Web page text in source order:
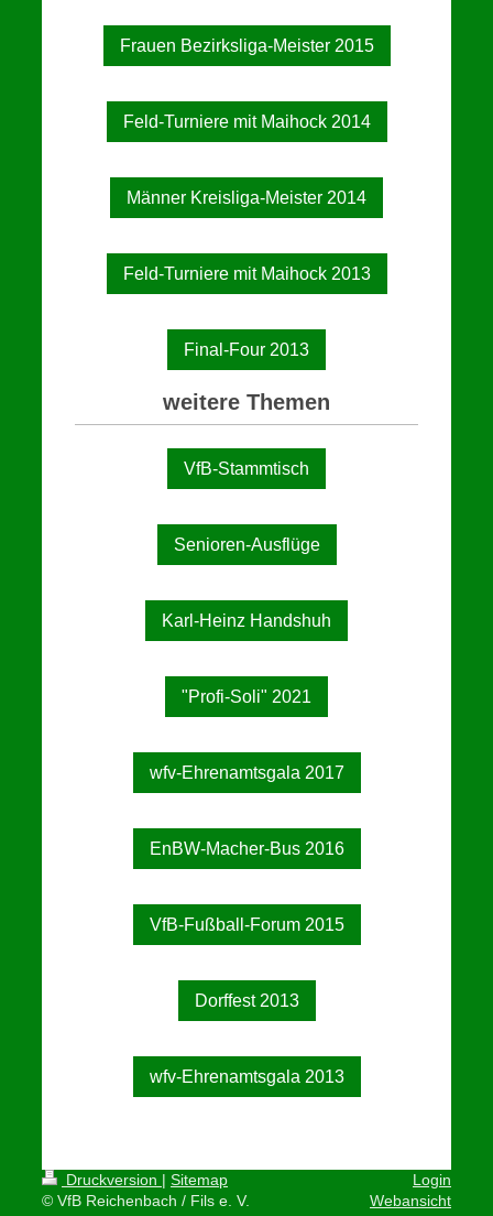
Frauen Bezirksliga-Meister 2015
Feld-Turniere mit Maihock 2014
Männer Kreisliga-Meister 2014
Feld-Turniere mit Maihock 2013
Final-Four 2013
weitere Themen
VfB-Stammtisch
Senioren-Ausflüge
Karl-Heinz Handshuh
"Profi-Soli" 2021
wfv-Ehrenamtsgala 2017
EnBW-Macher-Bus 2016
VfB-Fußball-Forum 2015
Dorffest 2013
wfv-Ehrenamtsgala 2013
Druckversion | Sitemap
© VfB Reichenbach / Fils e. V.
Login
Webansicht